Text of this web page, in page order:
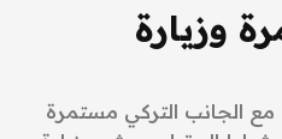
وزيارة
مع الجانب التركي مستمرة